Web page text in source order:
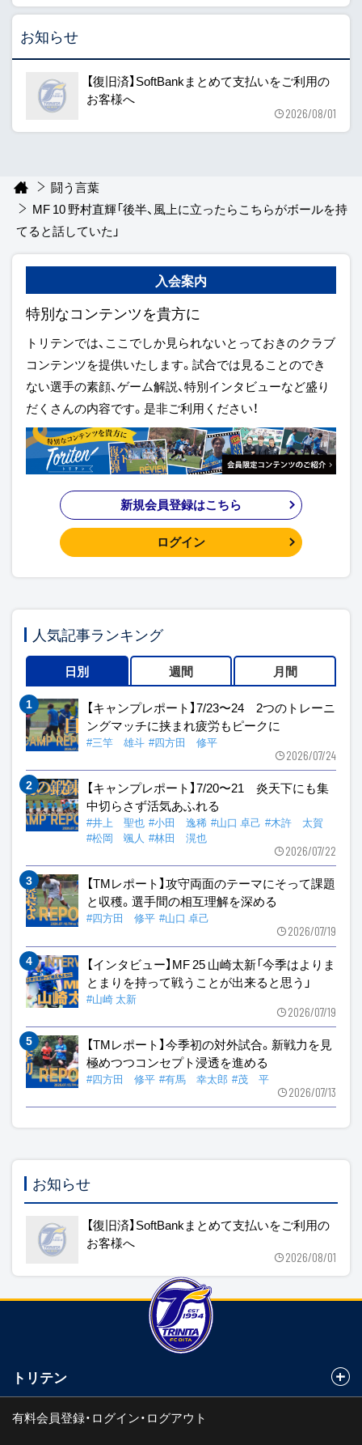
お知らせ
【復旧済】SoftBankまとめて支払いをご利用の
お客様へ
2026/08/01
闘う言葉
MF 10 野村直輝「後半、風上に立ったらこちらがボールを持
てると話していた」
入会案内
特別なコンテンツを貴方に
トリテンでは、ここでしか見られないとっておきのクラブ
コンテンツを提供いたします。試合では見ることのでき
ない選手の素顔、ゲーム解説、特別インタビューなど盛り
だくさんの内容です。是非ご利用ください！
新規会員登録はこちら
ログイン
人気記事ランキング
日別 週間 月間
【キャンプレポート】7/23〜24 2つのトレーニ
ングマッチに挟まれ疲労もピークに
#三竿 雄斗 #四方田 修平
2026/07/24
【キャンプレポート】7/20〜21 炎天下にも集
中切らさず活気あふれる
#井上 聖也 #小田 逸稀 #山口 卓己 #木許 太賀
#松岡 颯人 #林田 滉也
2026/07/22
【TMレポート】攻守両面のテーマにそって課題
と収穫。選手間の相互理解を深める
#四方田 修平 #山口 卓己
2026/07/19
【インタビュー】MF 25 山崎太新「今季はよりま
とまりを持って戦うことが出来ると思う」
#山崎 太新
2026/07/19
【TMレポート】今季初の対外試合。新戦力を見
極めつつコンセプト浸透を進める
#四方田 修平 #有馬 幸太郎 #茂 平
2026/07/13
お知らせ
【復旧済】SoftBankまとめて支払いをご利用の
お客様へ
2026/08/01
トリテン
有料会員登録・ログイン・ログアウト